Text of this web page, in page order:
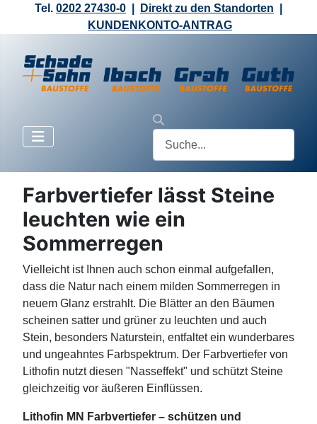
Tel. 0202 27430-0 Direkt zu den Standorten
KUNDENKONTO-ANTRAG
Farbvertiefer lässt Steine
leuchten wie ein
Sommerregen
Vielleicht ist Ihnen auch schon einmal aufgefallen,
dass die Natur nach einem milden Sommerregen in
neuem Glanz erstrahlt. Die Blätter an den Bäumen
scheinen satter und grüner zu leuchten und auch
Stein, besonders Naturstein, entfaltet ein wunderbares
und ungeahntes Farbspektrum. Der Farbvertiefer von
Lithofin nutzt diesen "Nasseffekt" und schützt Steine
gleichzeitig vor äußeren Einflüssen.
Lithofin MN Farbvertiefer – schützen und